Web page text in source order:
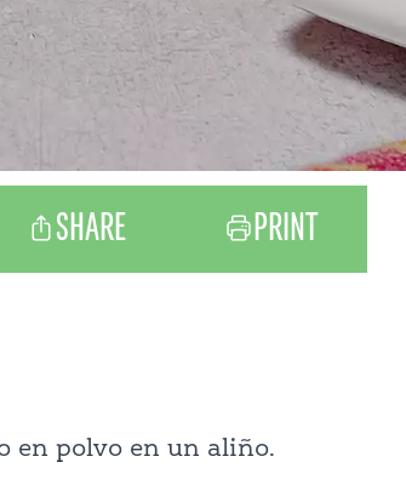
SHARE PRINT
en polvo en un aliño.